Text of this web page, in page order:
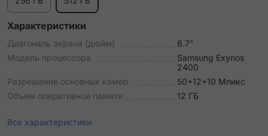
Характеристики
Диагональ экрана (дюйм)
6.7"
Модель процессора
Samsung Exynos
2400
Разрешение основных камер
50+12+10 Мпикс
Объем оперативной памяти
12 ГБ
Все характеристики